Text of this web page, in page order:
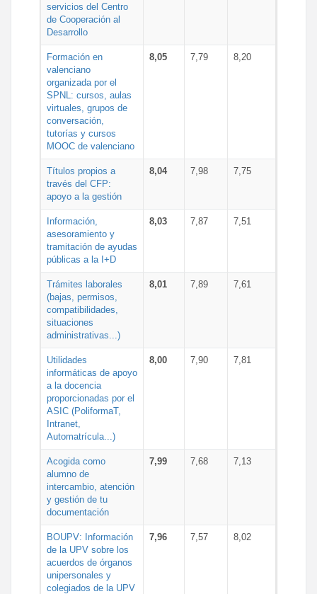
servicios del Centro
de Cooperación al
Desarrollo
Formación en
valenciano
organizada por el
SPNL: cursos, aulas
virtuales, grupos de
conversación,
tutorías y cursos
MOOC de valenciano
8,05 7,79 8,20
Títulos propios a
través del CFP:
apoyo a la gestión
8,04 7,98 7,75
Información,
asesoramiento y
tramitación de ayudas
públicas a la I+D
8,03 7,87 7,51
Trámites laborales
(bajas, permisos,
compatibilidades,
situaciones
administrativas...)
8,01 7,89 7,61
Utilidades
informáticas de apoyo
a la docencia
proporcionadas por el
ASIC (PoliformaT,
Intranet,
Automatrícula...)
8,00 7,90 7,81
Acogida como
alumno de
intercambio, atención
y gestión de tu
documentación
7,99 7,68 7,13
BOUPV: Información
de la UPV sobre los
acuerdos de órganos
unipersonales y
colegiados de la UPV
7,96 7,57 8,02